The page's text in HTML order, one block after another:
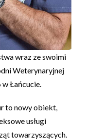
wraz ze swoimi
Weterynaryjnej
Łańcucie.
to nowy obiekt,
usługi
towarzyszących.